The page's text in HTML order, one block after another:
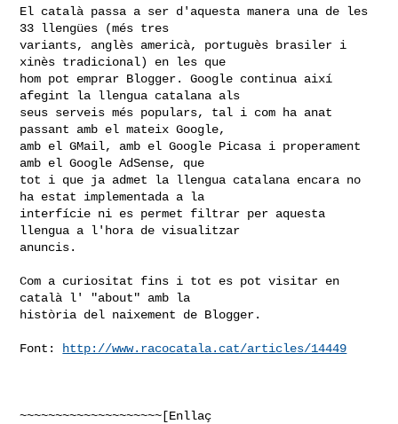
El català passa a ser d'aquesta manera una de les
33 llengües (més tres
variants, anglès americà, portuguès brasiler i
xinès tradicional) en les que
hom pot emprar Blogger. Google continua així
afegint la llengua catalana als
seus serveis més populars, tal i com ha anat
passant amb el mateix Google,
amb el GMail, amb el Google Picasa i properament
amb el Google AdSense, que
tot i que ja admet la llengua catalana encara no
ha estat implementada a la
interfície ni es permet filtrar per aquesta
llengua a l'hora de visualitzar
anuncis.
Com a curiositat fins i tot es pot visitar en
català l' "about" amb la
història del naixement de Blogger.
Font: http://www.racocatala.cat/articles/14449
~~~~~~~~~~~~~~~~~~~~[Enllaç